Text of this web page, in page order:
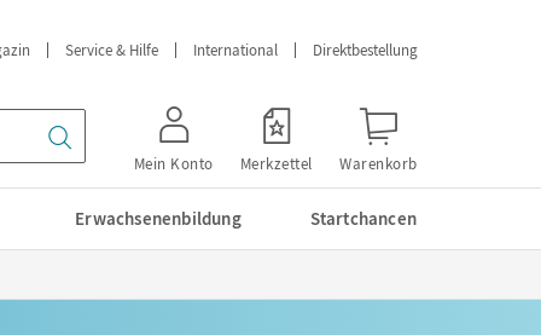
Service & Hilfe International Direktbestellung
Mein Konto Merkzettel Warenkorb
Erwachsenenbildung Startchancen